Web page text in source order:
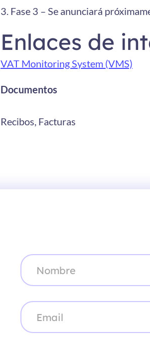
Fase 3 – Se anunciará
Enlaces de
VAT Monitoring System (VMS)
Documentos
Recibos, Facturas
N
m
eC
r